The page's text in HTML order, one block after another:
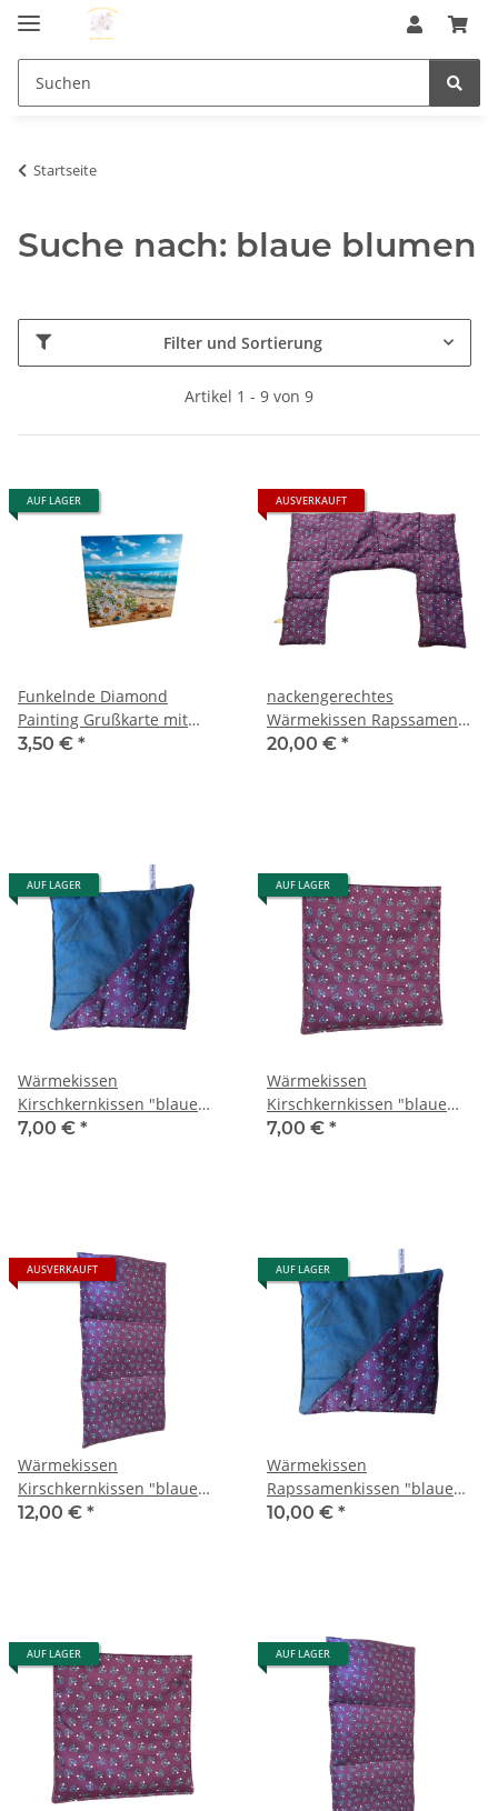
Startseite
Suche nach: blaue blumen
Filter und Sortierung
Artikel 1 - 9 von 9
AUF LAGER
Funkelnde Diamond
Painting Grußkarte mit
traumhaftem Strand- und
3,50 € *
AUSVERKAUFT
nackengerechtes
Wärmekissen Rapssamen
RNXXL70 "blaue Blumen"
20,00 € *
AUF LAGER
Wärmekissen
Kirschkernkissen "blaue
Blumen - blau" quadratisch
7,00 € *
AUF LAGER
Wärmekissen
Kirschkernkissen "blaue
Blumen" quadratisch KK70
7,00 € *
AUSVERKAUFT
Wärmekissen
Kirschkernkissen "blaue
Blumen" rechteckig KG70
12,00 € *
AUF LAGER
Wärmekissen
Rapssamenkissen "blaue
Blumen - blau" quadratisch
10,00 € *
AUF LAGER AUF LAGER